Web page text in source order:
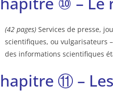
(42 pages) Services de presse,
scientifiques, ou vulgarisateurs
des informations scientifiques
⑪ –